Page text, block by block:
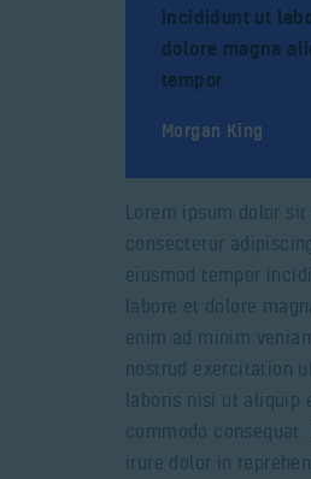
incididunt ut
dolore magna
tempor
Morgan King
Lorem ipsum dolor sit
consectetur
eiusmod tempor
labore et dolore
enim ad minim
nostrud exercitation
laboris nisi ut aliquip
commodo consequat.
irure dolor in